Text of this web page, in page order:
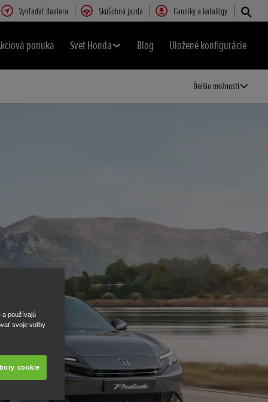
Vyhľadať dealera Skúšobná jazda Cenníky a katalógy
ponuka Svet Honda Blog Uložené konfigurácie
Ďalšie možnosti
a používajú
svoje voľby
cookie